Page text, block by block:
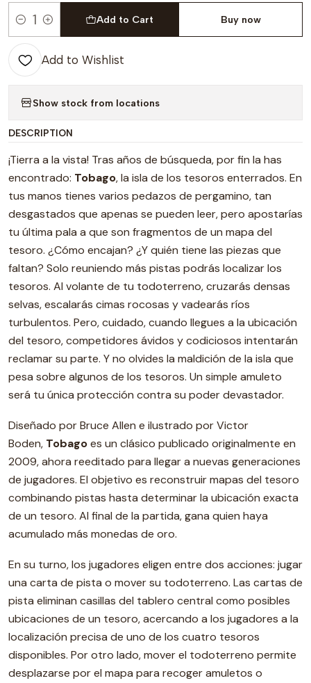
Quantity
Add to Cart Buy now
Add to Wishlist
Show stock from locations
DESCRIPTION
¡Tierra a la vista! Tras años de búsqueda, por fin la has
encontrado: Tobago, la isla de los tesoros enterrados. En
tus manos tienes varios pedazos de pergamino, tan
desgastados que apenas se pueden leer, pero apostarías
tu última pala a que son fragmentos de un mapa del
tesoro. ¿Cómo encajan? ¿Y quién tiene las piezas que
faltan? Solo reuniendo más pistas podrás localizar los
tesoros. Al volante de tu todoterreno, cruzarás densas
selvas, escalarás cimas rocosas y vadearás ríos
turbulentos. Pero, cuidado, cuando llegues a la ubicación
del tesoro, competidores ávidos y codiciosos intentarán
reclamar su parte. Y no olvides la maldición de la isla que
pesa sobre algunos de los tesoros. Un simple amuleto
será tu única protección contra su poder devastador.
Diseñado por Bruce Allen e ilustrado por Victor
Boden, Tobagoes un clásico publicado originalmente en
2009, ahora reeditado para llegar a nuevas generaciones
de jugadores. El objetivo es reconstruir mapas del tesoro
combinando pistas hasta determinar la ubicación exacta
de un tesoro. Al final de la partida, gana quien haya
acumulado más monedas de oro.
En su turno, los jugadores eligen entre dos acciones: jugar
una carta de pista o mover su todoterreno. Las cartas de
pista eliminan casillas del tablero central como posibles
ubicaciones de un tesoro, acercando a los jugadores a la
localización precisa de uno de los cuatro tesoros
disponibles. Por otro lado, mover el todoterreno permite
desplazarse por el mapa para recoger amuletos o